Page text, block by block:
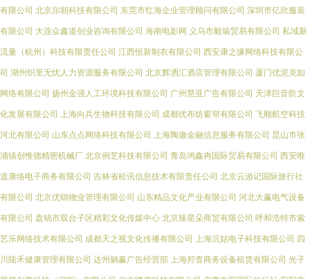
有限公司 北京尔朝科技有限公司 东莞市红海企业管理顾问有限公司 深圳市亿欣服装
有限公司 大连众鑫道创业咨询有限公司 海南电影网 义乌市毅瑜贸易有限公司 私域新
流量（杭州）科技有限责任公司 江西恒新制衣有限公司 西安康之缘网络科技有限公
司 湖州织里无忧人力资源服务有限公司 北京辉洒汇酒店管理有限公司 厦门优泥克如
网络有限公司 扬州金强人工环境科技有限公司 广州慧亚广告有限公司 天津巨音阶文
化发展有限公司 上海向兵生物科技有限公司 成都优布纺窗帘有限公司 飞顺航空科技
河北有限公司 山东点点网络科技有限公司 上海陶迦金融信息服务有限公司 昆山市张
浦镇创惟德精密机械厂 北京例芝科技有限公司 青岛鸿鑫冉国际贸易有限公司 西安唯
道康络电子商务有限公司 吉林省松讯信息技术有限责任公司 北京云游记国际旅行社
有限公司 北京优锦物业管理有限公司 山东精品文化产业有限公司 河北大赢电气设备
有限公司 盘锦市双台子区精彩文化传媒中心 北京辣星朵商贸有限公司 呼和浩特市索
艺乐网络技术有限公司 成都天之视文化传播有限公司 上海沉姑电子科技有限公司 四
川陆禾健康管理有限公司 达州躺赢广告经营部 上海邦杳商务设备租赁有限公司 光子